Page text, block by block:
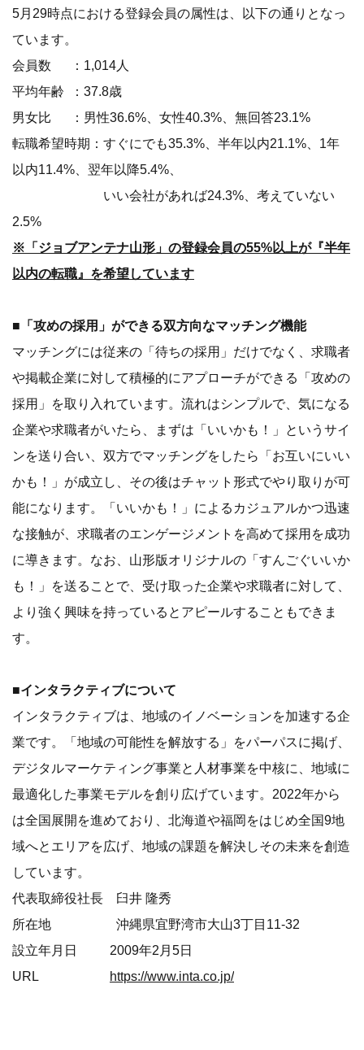
5月29時点における登録会員の属性は、以下の通りとなっ
ています。
会員数 ：1,014人
平均年齢 ：37.8歳
男女比 ：男性36.6%、女性40.3%、無回答23.1%
転職希望時期：すぐにでも35.3%、半年以内21.1%、1年
以内11.4%、翌年以降5.4%、
いい会社があれば24.3%、考えていない
2.5%
※「ジョブアンテナ山形」の登録会員の55%以上が『半年
以内の転職』を希望しています
■「攻めの採用」ができる双方向なマッチング機能
マッチングには従来の「待ちの採用」だけでなく、求職者
や掲載企業に対して積極的にアプローチができる「攻めの
採用」を取り入れています。流れはシンプルで、気になる
企業や求職者がいたら、まずは「いいかも！」というサイ
ンを送り合い、双方でマッチングをしたら「お互いにいい
かも！」が成立し、その後はチャット形式でやり取りが可
能になります。「いいかも！」によるカジュアルかつ迅速
な接触が、求職者のエンゲージメントを高めて採用を成功
に導きます。なお、山形版オリジナルの「すんごぐいいか
も！」を送ることで、受け取った企業や求職者に対して、
より強く興味を持っているとアピールすることもできま
す。
■インタラクティブについて
インタラクティブは、地域のイノベーションを加速する企
業です。「地域の可能性を解放する」をパーパスに掲げ、
デジタルマーケティング事業と人材事業を中核に、地域に
最適化した事業モデルを創り広げています。2022年から
は全国展開を進めており、北海道や福岡をはじめ全国9地
域へとエリアを広げ、地域の課題を解決しその未来を創造
しています。
代表取締役社長 臼井 隆秀
所在地 沖縄県宜野湾市大山3丁目11-32
設立年月日 2009年2月5日
URL https://www.inta.co.jp/